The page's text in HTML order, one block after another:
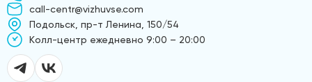
call-centr@vizhuvse.com
Подольск, пр-т Ленина, 150/54
Kолл-центр ежедневно 9:00 – 20:00